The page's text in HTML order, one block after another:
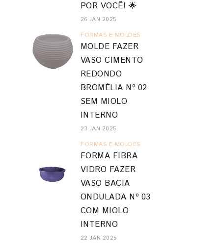
POR VOCÊ! 🌟
26 JAN 2025
FORMAS E MOLDES
MOLDE FAZER
VASO CIMENTO
REDONDO
BROMÉLIA Nº 02
SEM MIOLO
INTERNO
23 JAN 2025
FORMAS E MOLDES
FORMA FIBRA
VIDRO FAZER
VASO BACIA
ONDULADA Nº 03
COM MIOLO
INTERNO
22 JAN 2025